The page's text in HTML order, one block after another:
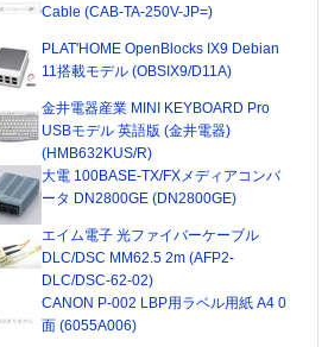
Cable (CAB-TA-250V-JP=)
PLAT'HOME OpenBlocks IX9 Debian
11搭載モデル (OBSIX9/D11A)
金井電器産業 MINI KEYBOARD Pro
USBモデル 英語版 (金井電器)
(HMB632KUS/R)
大電 100BASE-TX/FXメディアコンバ
ータ DN2800GE (DN2800GE)
エイム電子 光ファイバーケーブル
DLC/DSC MM62.5 2m (AFP2-
DLC/DSC-62-02)
CANON P-002 LBP用ラベル用紙 A4 0
面 (6055A006)